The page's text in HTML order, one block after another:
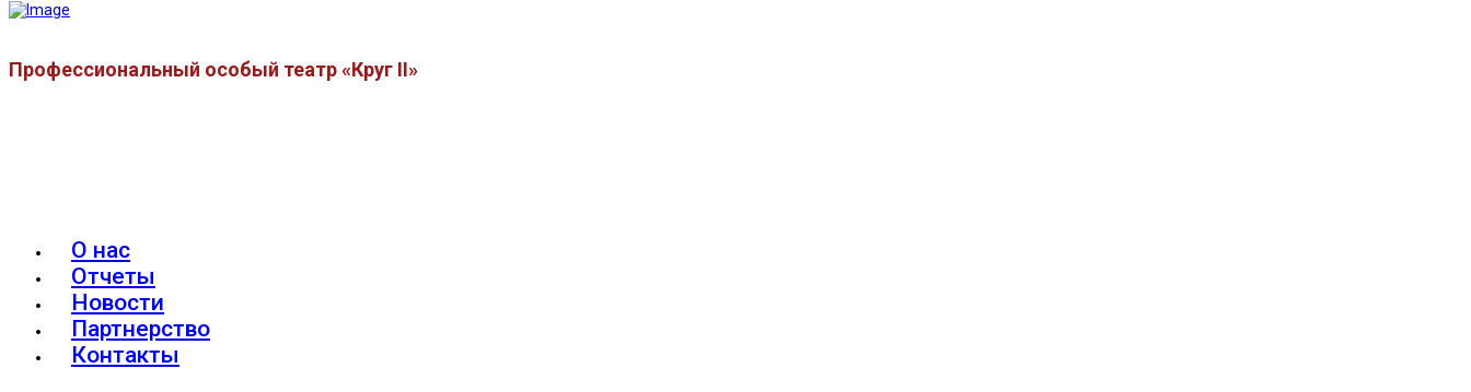
Профессиональный особый театр «Круг II»
О нас
Отчеты
Новости
Партнерство
Контакты